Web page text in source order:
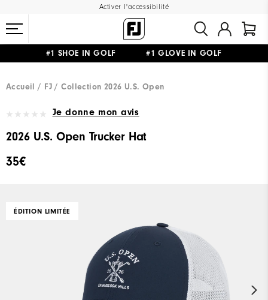
Activer l'accessibilité
#1 SHOE IN GOLF #1 GLOVE IN GOLF
Accueil
FJ Collection 2026 U.S. Open
Je donne mon avis
2026 U.S. Open Trucker Hat
35€
ÉDITION LIMITÉE